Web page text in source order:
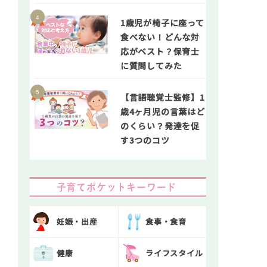
1歳児が椅子に座って
食べない！どんな対
応がベスト？保育士
に質問してみた
【言語聴覚士監修】1
歳4ヶ月児の言葉はど
のくらい？発達を促
す3つのコツ
子育てポケットキーワード
妊娠・出産 食事・食育
健康 ライフスタイル